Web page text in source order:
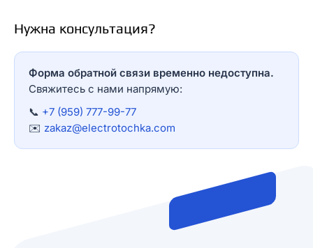
Нужна консультация?
Форма обратной связи временно недоступна.
Свяжитесь с нами напрямую:
📞 +7 (959) 777-99-77
✉️ zakaz@electrotochka.com